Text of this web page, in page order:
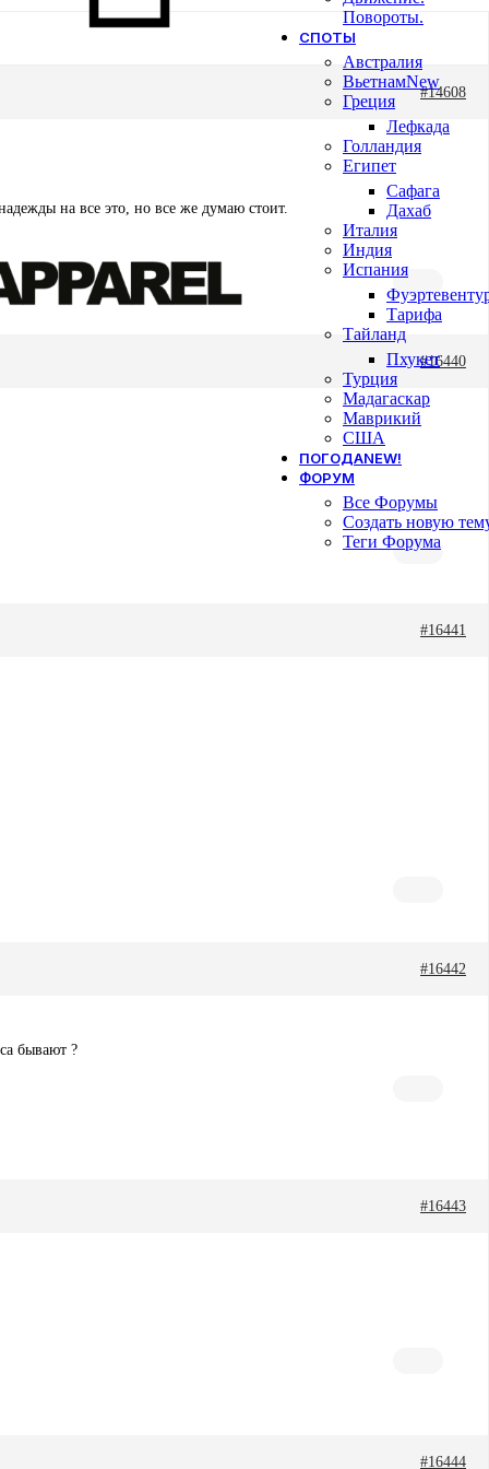
Повороты.
СПОТЫ
Австралия
ВьетнамNew
Греция
Лефкада
Голландия
Египет
Сафага
Дахаб
Италия
Индия
Испания
Тарифа
Тайланд
Пхукет
Турция
Мадагаскар
Маврикий
США
ПОГОДАNEW!
ФОРУМ
Все Форумы
Создать новую
Теги Форума
#14608
на все это, но все же думаю стоит.
#16440
#16441
#16442
бывают ?
#16443
#16444